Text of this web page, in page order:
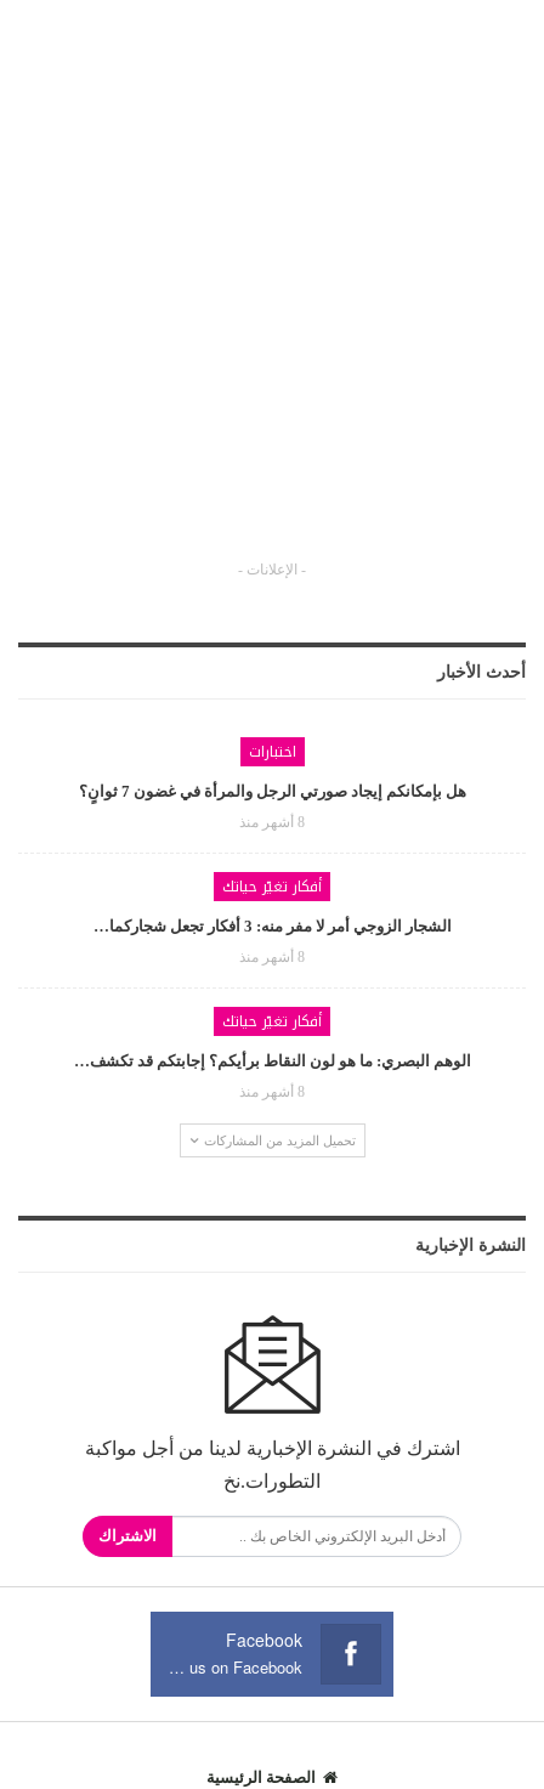
- الإعلانات -
أحدث الأخبار
اختبارات
هل بإمكانكم إيجاد صورتي الرجل والمرأة في غضون 7 ثوانٍ؟
8 أشهر منذ
أفكار تغيّر حياتك
الشجار الزوجي أمر لا مفر منه: 3 أفكار تجعل شجاركما…
8 أشهر منذ
أفكار تغيّر حياتك
الوهم البصري: ما هو لون النقاط برأيكم؟ إجابتكم قد تكشف…
8 أشهر منذ
تحميل المزيد من المشاركات
النشرة الإخبارية
اشترك في النشرة الإخبارية لدينا من أجل مواكبة
التطورات.نخ
الاشتراك
Facebook
Join us on Facebook
الصفحة الرئيسية